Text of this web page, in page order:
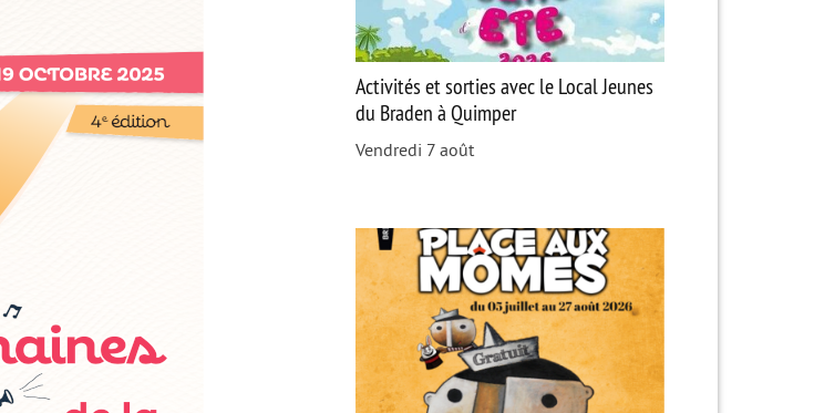
Activités et sorties avec le Local Jeunes
du Braden à Quimper
Vendredi 7 août